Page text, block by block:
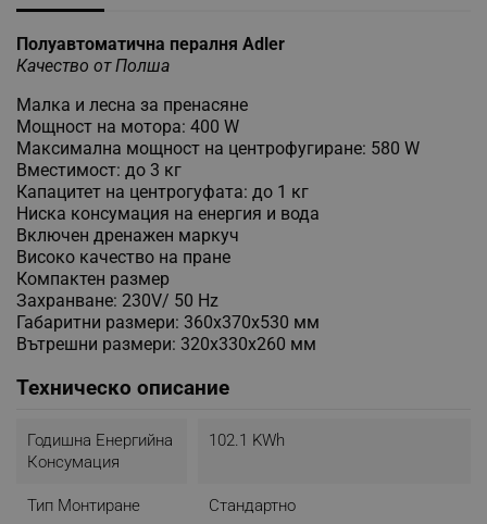
Полуавтоматична пералня Adler
Качество от Полша
Малка и лесна за пренасяне
Мощност на мотора: 400 W
Максимална мощност на центрофугиране: 580 W
Вместимост: до 3 кг
Капацитет на центрогуфата: до 1 кг
Ниска консумация на енергия и вода
Включен дренажен маркуч
Високо качество на пране
Компактен размер
Захранване: 230V/ 50 Hz
Габаритни размери: 360х370х530 мм
Вътрешни размери: 320х330х260 мм
Техническо описание
Годишна Енергийна
Консумация
102.1 KWh
Тип Монтиране Стандартно